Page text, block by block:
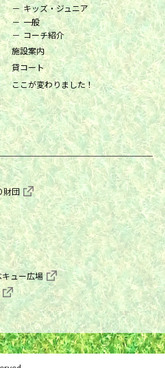
キッズ・ジュニア
一般
コーチ紹介
施設案内
貸コート
ここが変わりました！
財団
ュー広場